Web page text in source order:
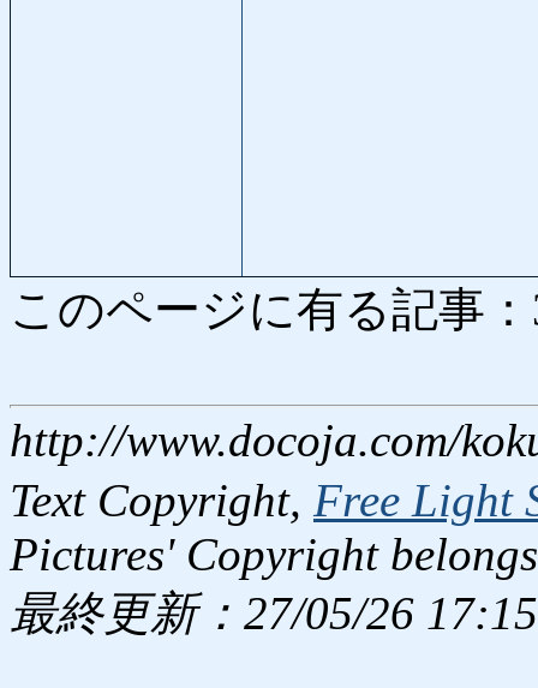
このページに有る記事
http://www.docoja.com/
Text Copyright, Free Light
Pictures' Copyright
最終更新：27/05/26 17:15